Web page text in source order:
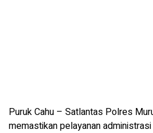
Puruk Cahu – Satlantas Polres
memastikan pelayanan